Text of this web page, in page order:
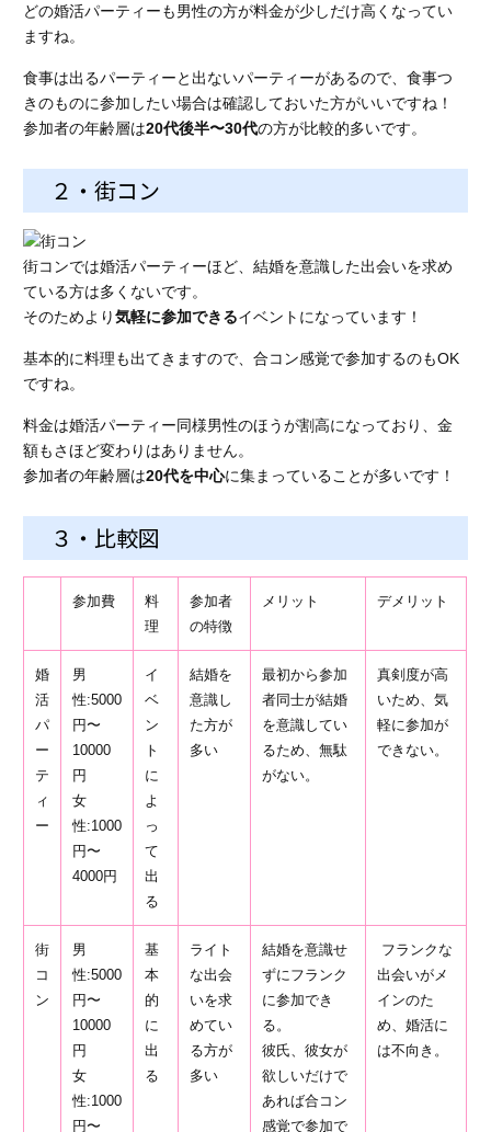
どの婚活パーティーも男性の方が料金が少しだけ高くなってい
ますね。
食事は出るパーティーと出ないパーティーがあるので、食事つ
きのものに参加したい場合は確認しておいた方がいいですね！
参加者の年齢層は20代後半〜30代の方が比較的多いです。
２・街コン
街コンでは婚活パーティーほど、結婚を意識した出会いを求め
ている方は多くないです。
そのためより気軽に参加できるイベントになっています！
基本的に料理も出てきますので、合コン感覚で参加するのもOK
ですね。
料金は婚活パーティー同様男性のほうが割高になっており、金
額もさほど変わりはありません。
参加者の年齢層は20代を中心に集まっていることが多いです！
３・比較図
参加費
料
理
参加者
の特徴
メリット デメリット
婚
活
パ
ー
テ
ィ
ー
男
性:5000
円〜
10000
円
女
性:1000
円〜
4000円
イ
ベ
ン
ト
に
よ
っ
て
出
る
結婚を
意識し
た方が
多い
最初から参加
者同士が結婚
を意識してい
るため、無駄
がない。
真剣度が高
いため、気
軽に参加が
できない。
街
コ
ン
男
性:5000
円〜
10000
円
女
性:1000
円〜
基
本
的
に
出
る
ライト
な出会
いを求
めてい
る方が
多い
結婚を意識せ
ずにフランク
に参加でき
る。
彼氏、彼女が
欲しいだけで
あれば合コン
感覚で参加で
フランクな
出会いがメ
インのた
め、婚活に
は不向き。